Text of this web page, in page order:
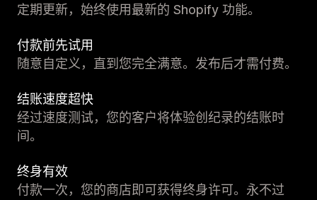
定期更新，始终使用最新的 Shopify 功能。
付款前先试用
随意自定义，直到您完全满意。发布后才需付费。
结账速度超快
经过速度测试，您的客户将体验创纪录的结账时
间。
终身有效
付款一次，您的商店即可获得终身许可。永不过